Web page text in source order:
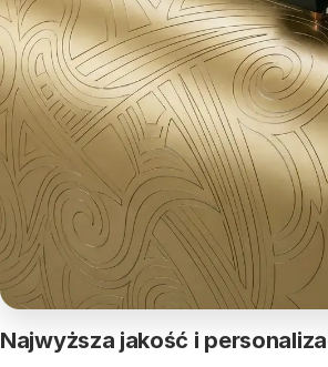
Najwyższa jakość i